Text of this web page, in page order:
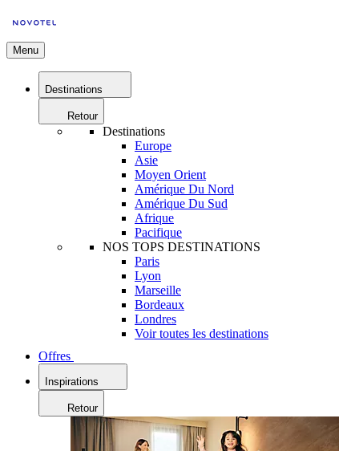
Menu
Destinations
Retour
Destinations
Europe
Asie
Moyen Orient
Amérique Du Nord
Amérique Du Sud
Afrique
Pacifique
NOS TOPS DESTINATIONS
Paris
Lyon
Marseille
Bordeaux
Londres
Voir toutes les destinations
Offres
Inspirations
Retour